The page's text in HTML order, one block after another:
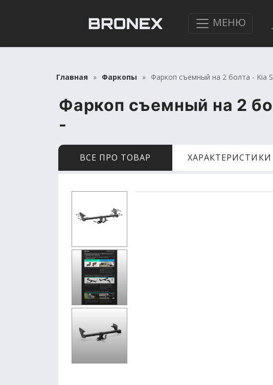
МЕНЮ
Главная Фаркопы Фаркоп съемный на 2 болта - Kia
Фаркоп съемный на 2
-
ВСЕ ПРО ТОВАР ХАРАКТЕРИСТИКИ